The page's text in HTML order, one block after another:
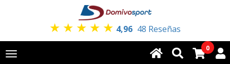
★ ★ ★ ★ ★ 4,96 48 Reseñas
Toggle
0